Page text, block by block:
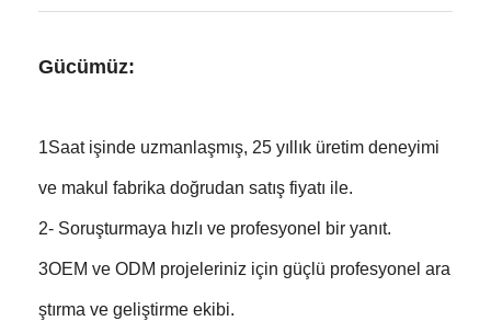
Gücümüz:
1Saat işinde uzmanlaşmış, 25 yıllık üretim deneyimi
ve makul fabrika doğrudan satış fiyatı ile.
2- Soruşturmaya hızlı ve profesyonel bir yanıt.
3OEM ve ODM projeleriniz için güçlü profesyonel ara
ştırma ve geliştirme ekibi.